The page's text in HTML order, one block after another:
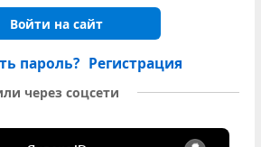
Войти на сайт
пароль? Регистрация
через соцсети